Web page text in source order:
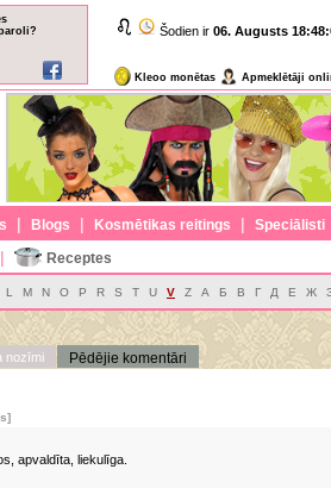
Šodien ir 06. Augusts
Kleoo monētas Apmeklētāji
| Blogs | Kosmētikas reitings | Speciālisti
| Receptes
L M N O P R S T U V Z А Б В Г Д Е Ж
nozīmi Pēdējie komentāri
apvaldīta, liekulīga.